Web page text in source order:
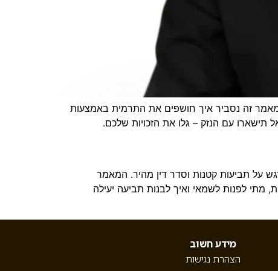
זה נסביר איך חושפים את התרמית באמצעות
תישארו עם הנזק – גלו את הזכויות שלכם.
על תביעות קטנות וסדר דין מהיר. המאמר
מתי לפנות לשמאי ואיך לבנות תביעה יעילה
מידע חשוב
הצהרת נגישות